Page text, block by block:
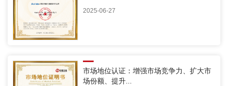
2025-06-27
市场地位认证：增强市场竞争力、扩大市
场份额、提升...